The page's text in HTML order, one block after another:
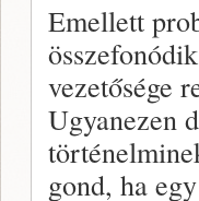
Emellett
vezetősége
Ugyanezen
gond, ha